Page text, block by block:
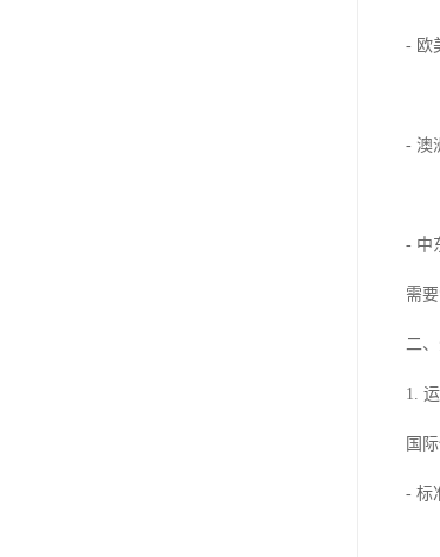
- 欧
- 澳
- 中
需
二
1.
国
- 标